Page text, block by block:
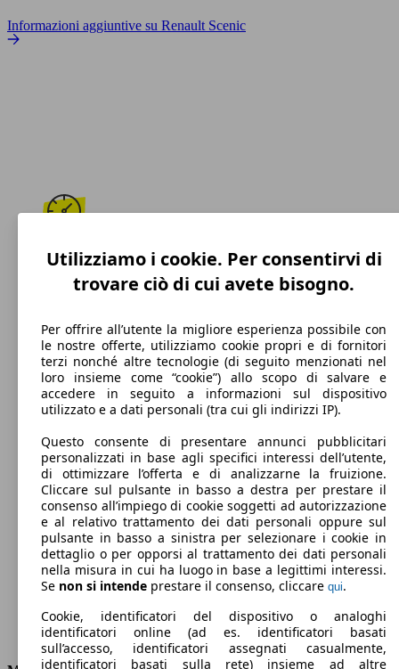
Informazioni aggiuntive su Renault Scenic
195 km/h
Velocità massima
Benzina
Carburante
122 g/km
Emissioni di CO2 (combinato)*
Consumi
Utilizziamo i cookie. Per consentirvi di
trovare ciò di cui avete bisogno.
Per offrire all’utente la migliore esperienza possibile con
le nostre offerte, utilizziamo cookie propri e di fornitori
terzi nonché altre tecnologie (di seguito menzionati nel
loro insieme come “cookie”) allo scopo di salvare e
accedere in seguito a informazioni sul dispositivo
utilizzato e a dati personali (tra cui gli indirizzi IP).
Questo consente di presentare annunci pubblicitari
personalizzati in base agli specifici interessi dell’utente,
di ottimizzare l’offerta e di analizzarne la fruizione.
Cliccare sul pulsante in basso a destra per prestare il
consenso all’impiego di cookie soggetti ad autorizzazione
e al relativo trattamento dei dati personali oppure sul
pulsante in basso a sinistra per selezionare i cookie in
dettaglio o per opporsi al trattamento dei dati personali
nella misura in cui ha luogo in base a legittimi interessi.
Se non si intende prestare il consenso, cliccare qui.
Cookie, identificatori del dispositivo o analoghi
identificatori online (ad es. identificatori basati
sull’accesso, identificatori assegnati casualmente,
identificatori basati sulla rete) insieme ad altre